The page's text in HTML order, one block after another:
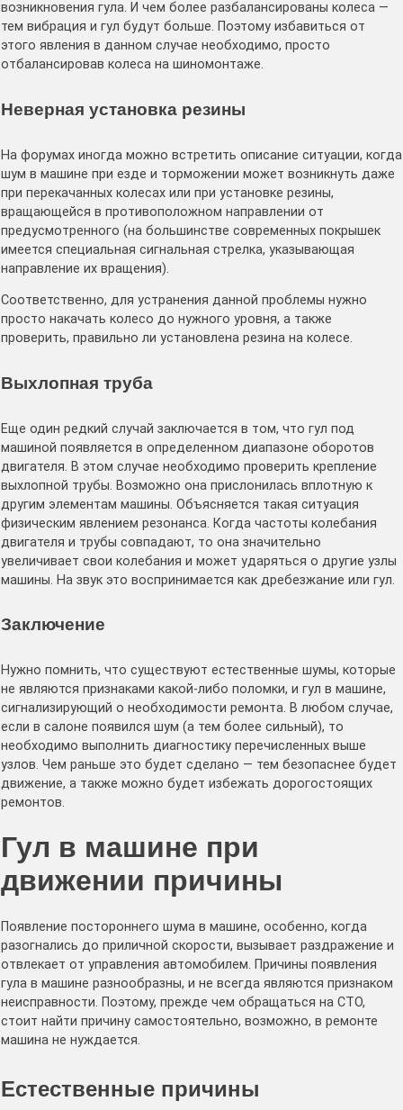
возникновения гула. И чем более разбалансированы колеса —
тем вибрация и гул будут больше. Поэтому избавиться от
этого явления в данном случае необходимо, просто
отбалансировав колеса на шиномонтаже.
Неверная установка резины
На форумах иногда можно встретить описание ситуации, когда
шум в машине при езде и торможении может возникнуть даже
при перекачанных колесах или при установке резины,
вращающейся в противоположном направлении от
предусмотренного (на большинстве современных покрышек
имеется специальная сигнальная стрелка, указывающая
направление их вращения).
Соответственно, для устранения данной проблемы нужно
просто накачать колесо до нужного уровня, а также
проверить, правильно ли установлена резина на колесе.
Выхлопная труба
Еще один редкий случай заключается в том, что гул под
машиной появляется в определенном диапазоне оборотов
двигателя. В этом случае необходимо проверить крепление
выхлопной трубы. Возможно она прислонилась вплотную к
другим элементам машины. Объясняется такая ситуация
физическим явлением резонанса. Когда частоты колебания
двигателя и трубы совпадают, то она значительно
увеличивает свои колебания и может ударяться о другие узлы
машины. На звук это воспринимается как дребезжание или гул.
Заключение
Нужно помнить, что существуют естественные шумы, которые
не являются признаками какой-либо поломки, и гул в машине,
сигнализирующий о необходимости ремонта. В любом случае,
если в салоне появился шум (а тем более сильный), то
необходимо выполнить диагностику перечисленных выше
узлов. Чем раньше это будет сделано — тем безопаснее будет
движение, а также можно будет избежать дорогостоящих
ремонтов.
Гул в машине при
движении причины
Появление постороннего шума в машине, особенно, когда
разогнались до приличной скорости, вызывает раздражение и
отвлекает от управления автомобилем. Причины появления
гула в машине разнообразны, и не всегда являются признаком
неисправности. Поэтому, прежде чем обращаться на СТО,
стоит найти причину самостоятельно, возможно, в ремонте
машина не нуждается.
Естественные причины